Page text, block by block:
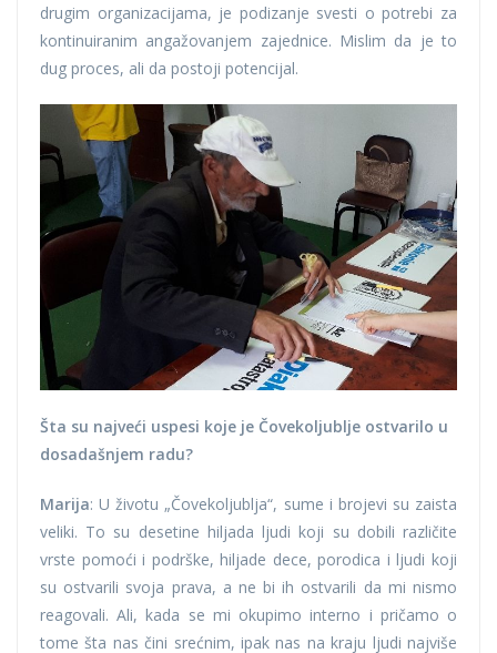
drugim organizacijama, je podizanje svesti o potrebi za
kontinuiranim angažovanjem zajednice. Mislim da je to
dug proces, ali da postoji potencijal.
Šta su najveći uspesi koje je Čovekoljublje ostvarilo u
dosadašnjem radu?
Marija: U životu „Čovekoljublja“, sume i brojevi su zaista
veliki. To su desetine hiljada ljudi koji su dobili različite
vrste pomoći i podrške, hiljade dece, porodica i ljudi koji
su ostvarili svoja prava, a ne bi ih ostvarili da mi nismo
reagovali. Ali, kada se mi okupimo interno i pričamo o
tome šta nas čini srećnim, ipak nas na kraju ljudi najviše